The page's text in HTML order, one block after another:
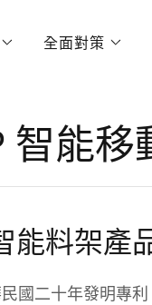
全面對策
智能
能料架產
國二十年發明專利